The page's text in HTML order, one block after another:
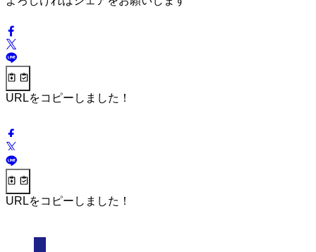
URLをコピーしました！
URLをコピーしました！